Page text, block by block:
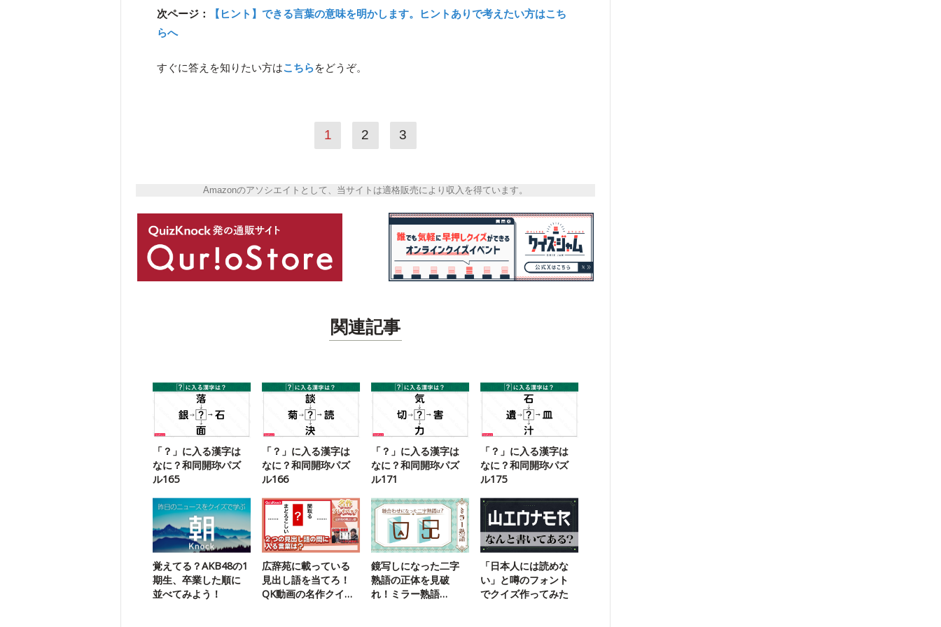
次ページ：
【ヒント】できる言葉の意味を明かします。ヒントありで考えたい方はこち
らへ
すぐに答えを知りたい方はこちらをどうぞ。
1 2 3
Amazonのアソシエイトとして、当サイトは適格販売により収入を得ています。
関連記事
「？」に入る漢字は
なに？和同開珎パズ
ル165
「？」に入る漢字は
なに？和同開珎パズ
ル166
「？」に入る漢字は
なに？和同開珎パズ
ル171
「？」に入る漢字は
なに？和同開珎パズ
ル175
覚えてる？AKB48の1
期生、卒業した順に
並べてみよう！
広辞苑に載っている
見出し語を当てろ！
QK動画の名作クイズ
鏡写しになった二字
熟語の正体を見破
れ！ミラー熟語
「日本人には読めな
い」と噂のフォント
でクイズ作ってみた